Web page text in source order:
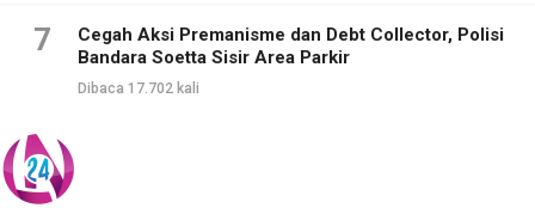
7
Cegah Aksi Premanisme dan Debt Collector, Polisi
Bandara Soetta Sisir Area Parkir
Dibaca 17.702 kali